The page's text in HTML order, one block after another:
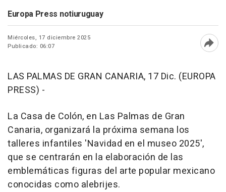
Europa Press notiuruguay
Miércoles, 17 diciembre 2025
Publicado: 06:07
LAS PALMAS DE GRAN CANARIA, 17 Dic. (EUROPA
PRESS) -
La Casa de Colón, en Las Palmas de Gran
Canaria, organizará la próxima semana los
talleres infantiles 'Navidad en el museo 2025',
que se centrarán en la elaboración de las
emblemáticas figuras del arte popular mexicano
conocidas como alebrijes.